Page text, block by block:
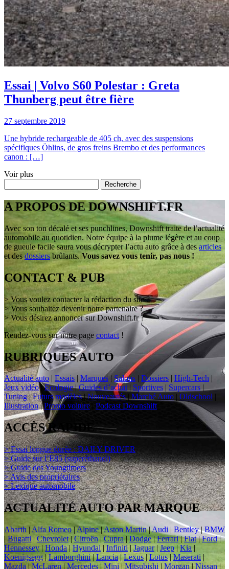
Essai | Volvo S60 Polestar : Greta
Thunberg peut être fière
27 septembre 2019
Une hybride rechargeable de 405 ch, avec des suspensions
spécifiques Öhlins, de gros freins Brembo et des performances
canon : […]
Voir plus
A PROPOS DE DOWNSHIFT.FR
Avec son ton décalé et ses punchlines, Downshift traite de l’actualité
automobile au quotidien. Notre équipe à la plume légère et au coup
de gueule facile saura vous décrypter l’actu auto grâce à des articles
et des dossiers brûlants. Vous savez vous tenir, pas nous !
CONTACT & PUB
> Vous voulez contacter la rédaction du site ?
> Vous souhaitez devenir notre partenaire ?
> Vous désirez annoncer sur Downshift.fr ?
Rendez-vous sur notre page contact !
RUBRIQUES AUTO
Actualité auto | Essais | Marques |Salons | Dossiers | High-Tech |
Jeux vidéo|Ecologie|Guides d’achat| Sportives | Supercars |
Tuning|Futurs modèles|Nouveautés|Marché Auto | Oldschool |
Illustration|Promo voiture Podcast Downshift
ACCÈS RAPIDE
> Essai longue durée : DAILY DRIVER
> Guide sur l’E85 (superéthanol)
> Guide des Youngtimers
> Avis des propriétaires
> Lexique automobile
ACTUALITÉ AUTO PAR MARQUE
Abarth | Alfa Romeo|Alpine|Aston Martin|Audi | Bentley|BMW
| Bugatti|Chevrolet|Citroën |Cupra | Dodge|Ferrari|Fiat|Ford|
Hennessey| Honda| Hyundai |Infiniti | Jaguar| Jeep|Kia |
Koenigsegg|Lamborghini|Lancia|Lexus | Lotus| Maserati |
Mazda |McLaren|Mercedes | Mini | Mitsubishi | Morgan|Nissan|